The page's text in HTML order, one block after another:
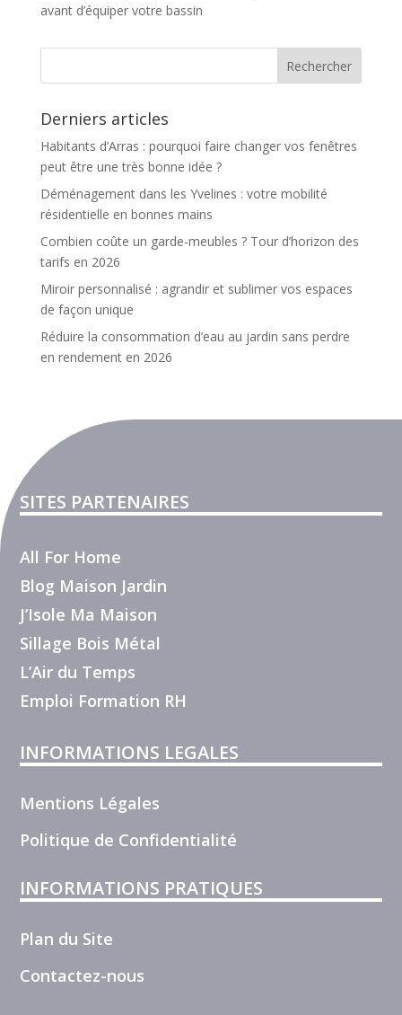
avant d’équiper votre bassin
Derniers articles
Habitants d’Arras : pourquoi faire changer vos fenêtres
peut être une très bonne idée ?
Déménagement dans les Yvelines : votre mobilité
résidentielle en bonnes mains
Combien coûte un garde-meubles ? Tour d’horizon des
tarifs en 2026
Miroir personnalisé : agrandir et sublimer vos espaces
de façon unique
Réduire la consommation d’eau au jardin sans perdre
en rendement en 2026
SITES PARTENAIRES
All For Home
Blog Maison Jardin
J’Isole Ma Maison
Sillage Bois Métal
L’Air du Temps
Emploi Formation RH
INFORMATIONS LEGALES
Mentions Légales
Politique de Confidentialité
INFORMATIONS PRATIQUES
Plan du Site
Contactez-nous